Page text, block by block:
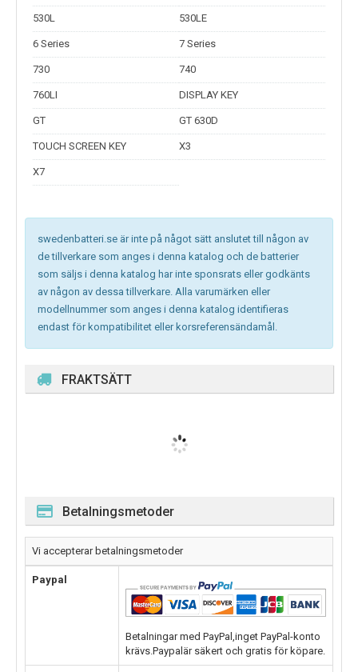
530L 530LE
6 Series 7 Series
730 740
760LI DISPLAY KEY
GT GT 630D
TOUCH SCREEN KEY X3
X7
swedenbatteri.se är inte på något sätt anslutet till någon av
de tillverkare som anges i denna katalog och de batterier
som säljs i denna katalog har inte sponsrats eller godkänts
av någon av dessa tillverkare. Alla varumärken eller
modellnummer som anges i denna katalog identifieras
endast för kompatibilitet eller korsreferensändamål.
FRAKTSÄTT
Betalningsmetoder
Vi accepterar betalningsmetoder
Paypal
Betalningar med PayPal,inget PayPal-konto
krävs.Paypalär säkert och gratis för köpare.